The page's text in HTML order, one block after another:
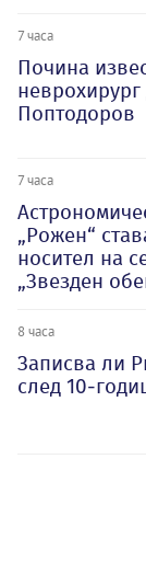
7 часа
Почина
Поптодоров
7 часа
„Рожен“
носител на
„Звезден
8 часа
Записва ли
след 10-